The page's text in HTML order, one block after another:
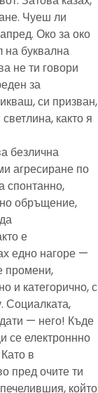
Чуеш ли
Око за око
на буквална
не ти говори
за
си призван,
както я
безлична
агресиране по
спонтанно,
обръщение,
е
едно нагоре —
промени,
и категорично, с
Социалката,
— него! Къде
се електроннно
в
пред очите ти
който